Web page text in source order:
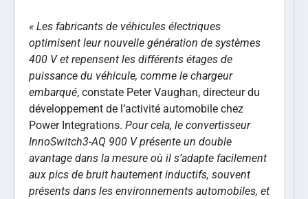
« Les fabricants de véhicules électriques
optimisent leur nouvelle génération de systèmes
400 V et repensent les différents étages de
puissance du véhicule, comme le chargeur
embarqué, constate Peter Vaughan, directeur du
développement de l’activité automobile chez
Power Integrations.Pour cela, le convertisseur
InnoSwitch3-AQ 900 V présente un double
avantage dans la mesure où il s’adapte facilement
aux pics de bruit hautement inductifs, souvent
présents dans les environnements automobiles, et